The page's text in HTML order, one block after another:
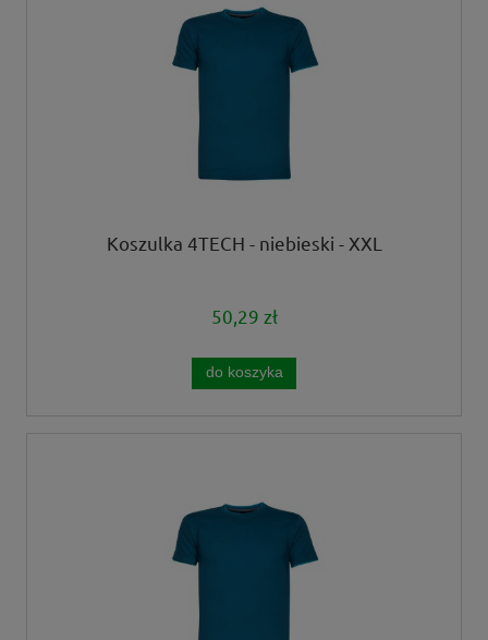
Koszulka 4TECH - niebieski - XXL
50,29 zł
do koszyka